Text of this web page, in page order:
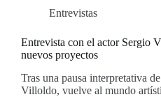
Entrevistas
Entrevista con el actor Sergio
nuevos proyectos
Tras una pausa interpretativa
Villoldo, vuelve al mundo